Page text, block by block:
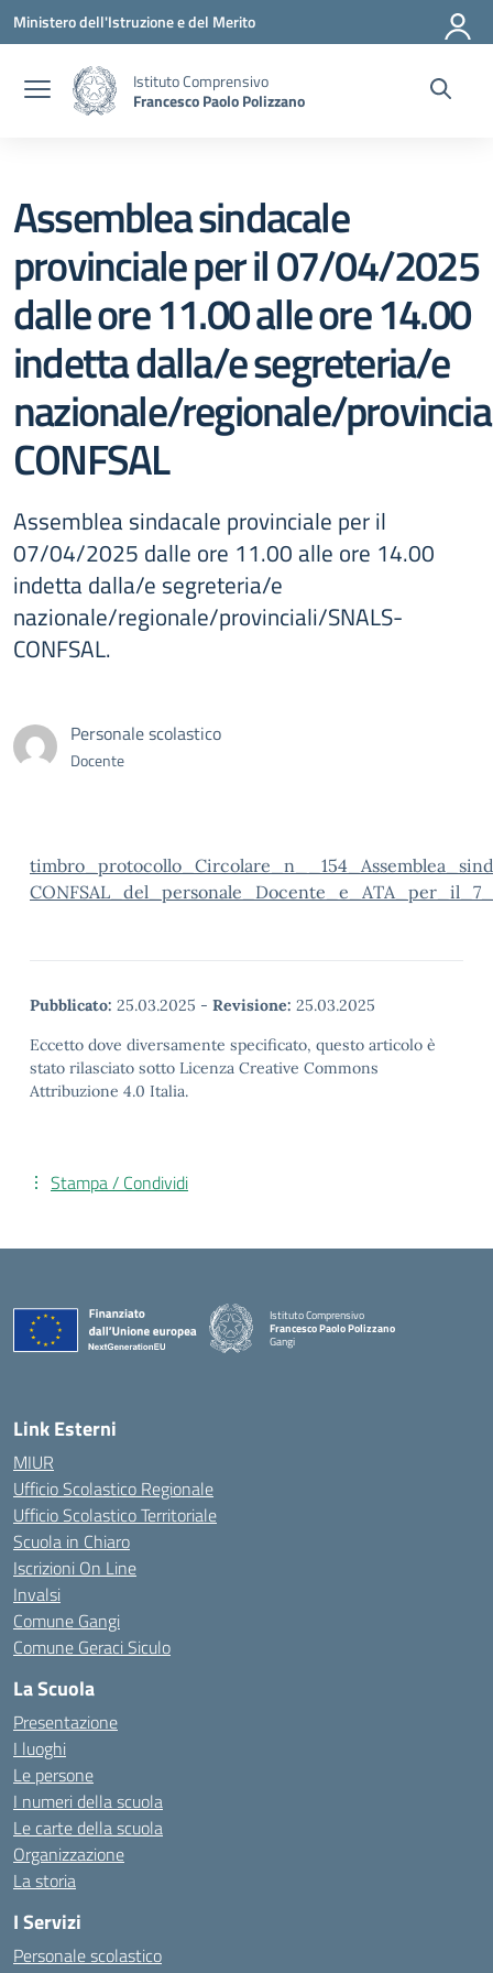
Vai ai contenuti
Vai al menu di navigazione
Vai al footer
Ministero dell'Istruzione e del Merito
Istituto Comprensivo
Francesco Paolo Polizzano
Assemblea sindacale
provinciale per il 07/04/2025
dalle ore 11.00 alle ore 14.00
indetta dalla/e segreteria/e
nazionale/regionale/
CONFSAL
Assemblea sindacale provinciale per il
07/04/2025 dalle ore 11.00 alle ore 14.00
indetta dalla/e segreteria/e
nazionale/regionale/provinciali/SNALS-
CONFSAL.
Personale scolastico
Docente
Pubblicato: 25.03.2025 - Revisione: 25.03.2025
Eccetto dove diversamente specificato, questo articolo è
stato rilasciato sotto Licenza Creative Commons
Attribuzione 4.0 Italia.
Stampa / Condividi
Istituto Comprensivo
Francesco Paolo Polizzano
Gangi
— Visita la pagina iniziale della scuola
Link Esterni
MIUR
Ufficio Scolastico Regionale
Ufficio Scolastico Territoriale
Scuola in Chiaro
Iscrizioni On Line
Invalsi
Comune Gangi
Comune Geraci Siculo
La Scuola
Presentazione
I luoghi
Le persone
I numeri della scuola
Le carte della scuola
Organizzazione
La storia
I Servizi
Personale scolastico